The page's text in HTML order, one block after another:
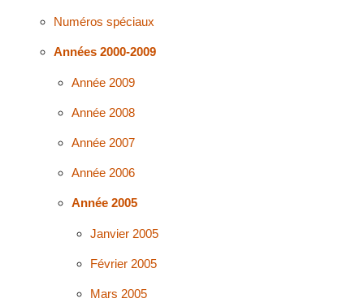
Numéros spéciaux
Années 2000-2009
Année 2009
Année 2008
Année 2007
Année 2006
Année 2005
Janvier 2005
Février 2005
Mars 2005